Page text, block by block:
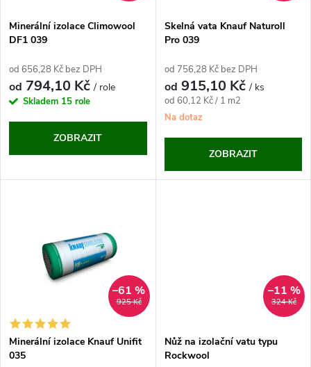
p
r
o
u
s
p
r
o
d
u
Minerální izolace Climowool
DF1 039
od 656,28 Kč bez DPH
od 794,10 Kč/ role
Skladem 15 role
ZOBRAZIT
Skelná vata Knauf Naturoll
Pro 039
od 756,28 Kč bez DPH
od 915,10 Kč/ ks
Měrná
cena:
od 60,12 Kč / 1 m2
Na dotaz
ZOBRAZIT
925 Kč
–61 %
Minerální izolace Knauf Unifit
035
324 Kč
–11 %
Nůž na izolační vatu typu
Rockwool